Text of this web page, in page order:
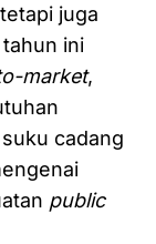
juga
ini
market,
cadang
public